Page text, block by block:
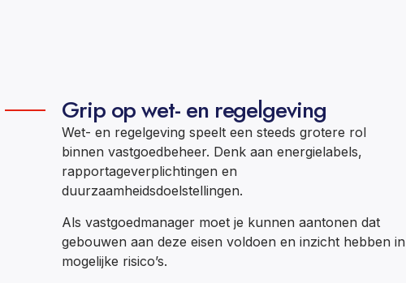
Grip op wet- en regelgeving
Wet- en regelgeving speelt een steeds grotere rol
binnen vastgoedbeheer. Denk aan energielabels,
rapportageverplichtingen en
duurzaamheidsdoelstellingen.
Als vastgoedmanager moet je kunnen aantonen dat
gebouwen aan deze eisen voldoen en inzicht hebben in
mogelijke risico’s.